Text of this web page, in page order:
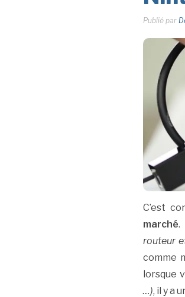
Publié par
C’est
marché.
routeur
comme
lorsque
…), il y a